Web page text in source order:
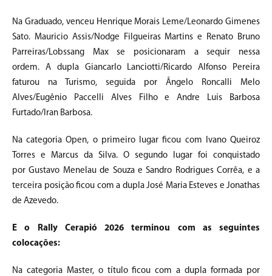
Na Graduado, venceu Henrique Morais Leme/Leonardo Gimenes
Sato. Mauricio Assis/Nodge Filgueiras Martins e Renato Bruno
Parreiras/Lobssang Max se posicionaram a sequir nessa
ordem. A dupla Giancarlo Lanciotti/Ricardo Alfonso Pereira
faturou na Turismo, seguida por Ângelo Roncalli Melo
Alves/Eugênio Paccelli Alves Filho e Andre Luis Barbosa
Furtado/Iran Barbosa.
Na categoria Open, o primeiro lugar ficou com Ivano Queiroz
Torres e Marcus da Silva. O segundo lugar foi conquistado
por Gustavo Menelau de Souza e Sandro Rodrigues Corrêa, e a
terceira posição ficou com a dupla José Maria Esteves e Jonathas
de Azevedo.
E o Rally Cerapió 2026 terminou com as seguintes
colocações:
Na categoria Master, o título ficou com a dupla formada por